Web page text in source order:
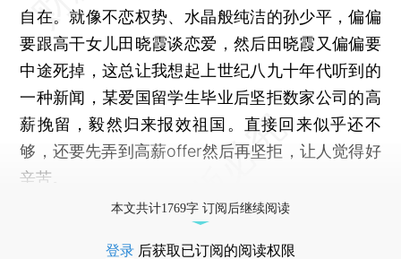
自在。就像不恋权势、水晶般纯洁的孙少平，偏偏
要跟高干女儿田晓霞谈恋爱，然后田晓霞又偏偏要
中途死掉，这总让我想起上世纪八九十年代听到的
一种新闻，某爱国留学生毕业后坚拒数家公司的高
薪挽留，毅然归来报效祖国。直接回来似乎还不
够，还要先弄到高薪offer然后再坚拒，让人觉得好
辛苦。
本文共计1769字 订阅后继续阅读
登录 后获取已订阅的阅读权限